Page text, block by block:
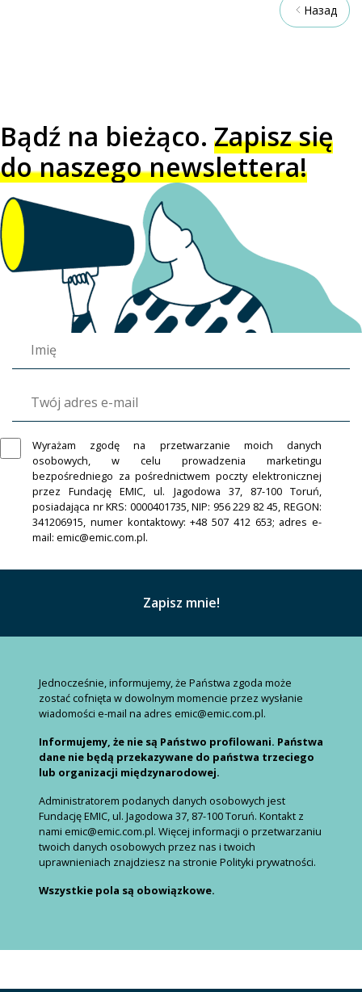
Назад
Bądź na bieżąco. Zapisz się
do naszego newslettera!
Wyrażam zgodę na przetwarzanie moich danych
osobowych, w celu prowadzenia marketingu
bezpośredniego za pośrednictwem poczty elektronicznej
przez Fundację EMIC, ul. Jagodowa 37, 87-100 Toruń,
posiadająca nr KRS: 0000401735, NIP: 956 229 82 45, REGON:
341206915, numer kontaktowy: +48 507 412 653; adres e-
mail: emic@emic.com.pl.
Jednocześnie, informujemy, że Państwa zgoda może
zostać cofnięta w dowolnym momencie przez wysłanie
wiadomości e-mail na adres emic@emic.com.pl.
Informujemy, że nie są Państwo profilowani. Państwa
dane nie będą przekazywane do państwa trzeciego
lub organizacji międzynarodowej.
Administratorem podanych danych osobowych jest
Fundację EMIC, ul. Jagodowa 37, 87-100 Toruń. Kontakt z
nami emic@emic.com.pl. Więcej informacji o przetwarzaniu
twoich danych osobowych przez nas i twoich
uprawnieniach znajdziesz na stronie Polityki prywatności.
Wszystkie pola są obowiązkowe.